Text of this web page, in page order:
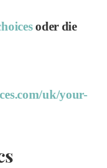
oder die
uk/your-